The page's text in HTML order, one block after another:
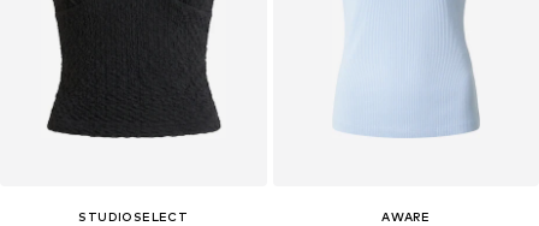
STUDIOSELECT
AWARE